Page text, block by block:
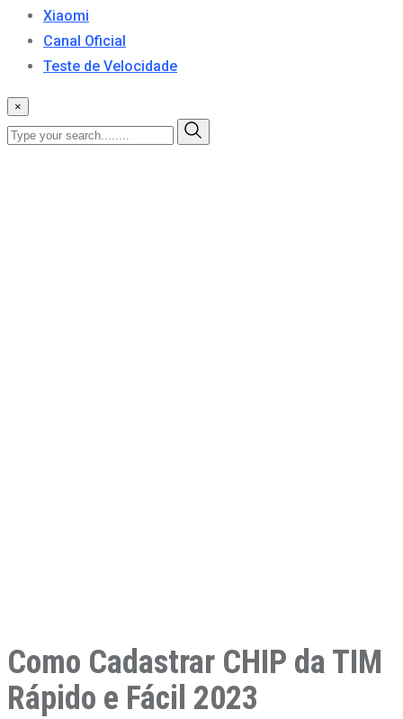
Xiaomi
Canal Oficial
Teste de Velocidade
×
Como Cadastrar CHIP da TIM
Rápido e Fácil 2023